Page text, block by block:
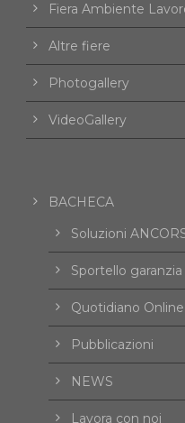
Fiera Ambiente
Altre fiere
Photogallery
VideoGallery
BACHECA
Soluzioni
Sportello garanzia
Quotidiano Online
Pubblicazioni
NEWS
Lavora con noi